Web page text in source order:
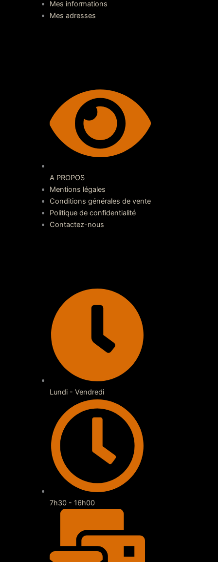
Mes informations
Mes adresses
A PROPOS
Mentions légales
Conditions générales de vente
Politique de confidentialité
Contactez-nous
Lundi - Vendredi
7h30 - 16h00